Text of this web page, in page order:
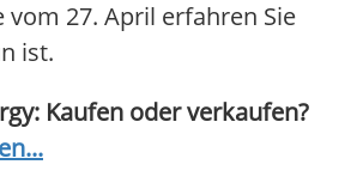
vom 27. April erfahren Sie
ist.
Kaufen oder verkaufen?